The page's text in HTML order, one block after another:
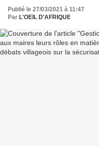
sécurisation foncière
Publié le 27/03/2021 à 11:47
Par L'OEIL D'AFRIQUE